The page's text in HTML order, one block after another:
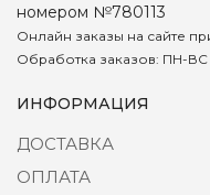
номером №780113
Онлайн заказы на сайте
Обработка заказов: ПН-
ИНФОРМАЦИЯ
ДОСТАВКА
ОПЛАТА